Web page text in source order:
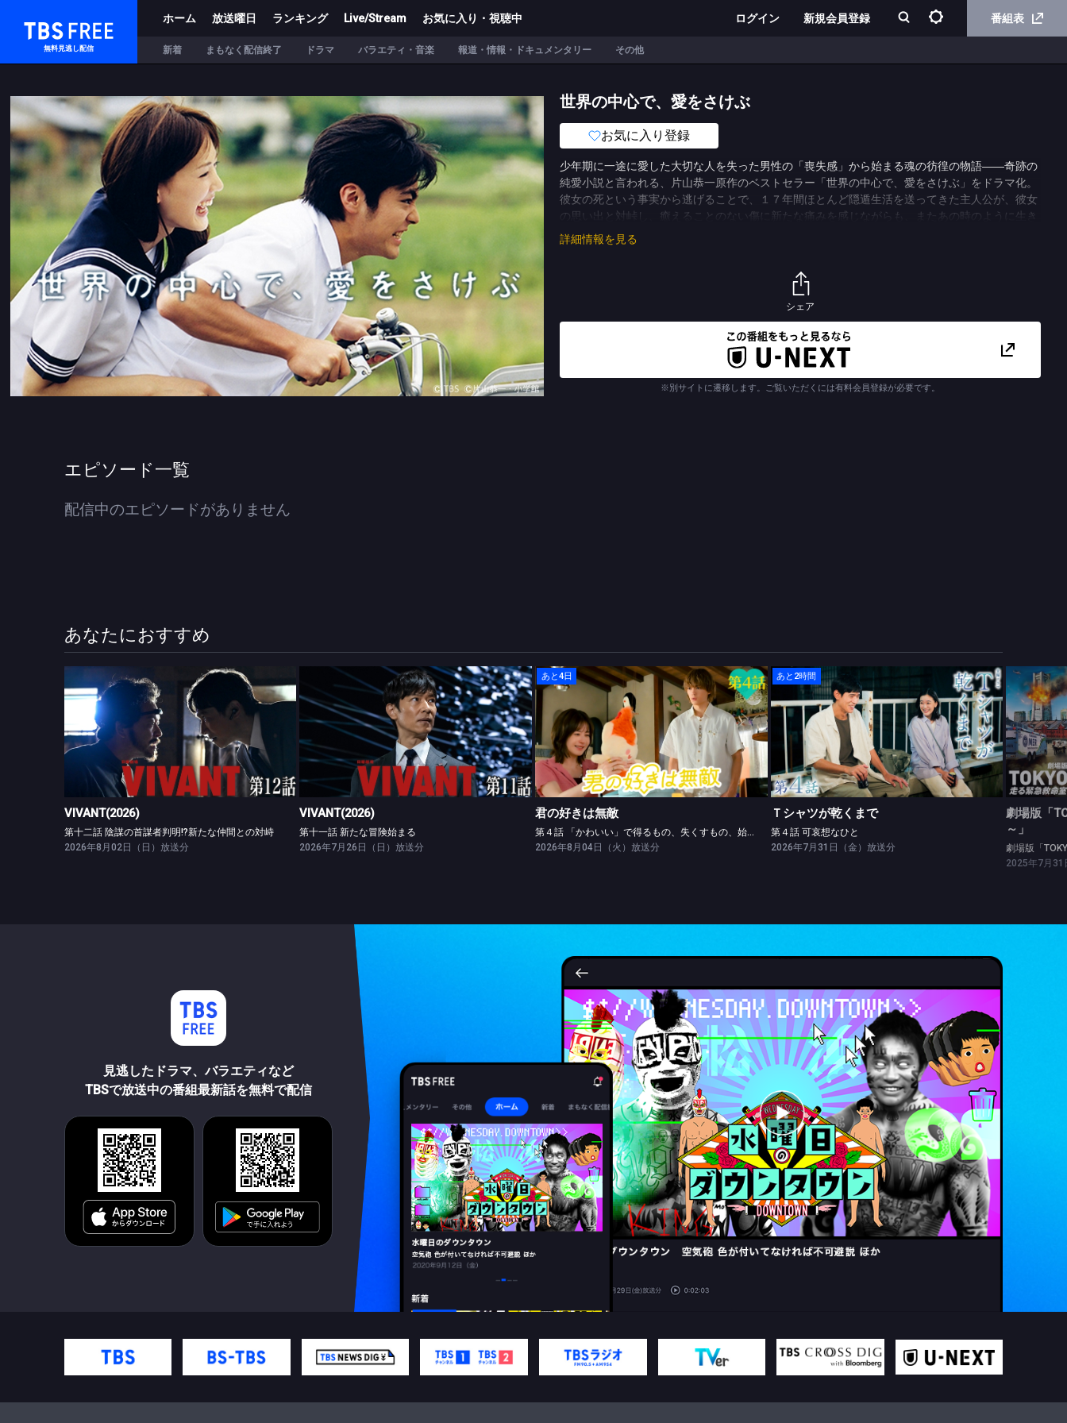
TBS FREE
無料見逃し配信
ホーム 放送曜日 ランキング Live/Stream お気に入り・視聴中 ログイン 新規会員登録 番組表
新着 まもなく配信終了 ドラマ バラエティ・音楽 報道・情報・ドキュメンタリー その他
世界の中心で、愛をさけぶ
お気に入り登録
少年期に一途に愛した大切な人を失った男性の「喪失感」から始まる魂の彷徨の物語――奇跡の
純愛小説と言われる、片山恭一原作のベストセラー「世界の中心で、愛をさけぶ」をドラマ化。
彼女の死という事実から逃げることで、１７年間ほとんど隠遁生活を送ってきた主人公が、彼女
の思い出と対峠し、癒えることのない傷に新たな痛みを感じながらも、またあの時のように生き
たいと一歩を踏み出すまでを描く。主人公・松本朔太郎（＝サク）の高校時代を山田孝之、１７
年後の朔太郎を緒形直人が演じ、現在と過去が交錯しながらストーリーは展開する。ヒロイン・
桜井幸子、手塚理美、松下由樹、仲代達矢ら演技派をはじめ、田中幸太朗、柄本佑、本仮屋ユイ
カ、夏帆ら豪華キャストが脇を固める。純粋で哀切な原作に忠実に、映画ともまた異なったドラ
※作品のオリジナリティを尊重し、放送当時のまま配信いたします。
詳細情報を見る
シェア
※別サイトに遷移します。ご覧いただくには有料会員登録が必要です。
エピソード一覧
配信中のエピソードがありません
あなたにおすすめ
VIVANT(2026)
第十二話 陰謀の首謀者判明!?新たな仲間との対峙
VIVANT(2026)
第十二話 陰謀の首謀者判明!?新たな仲間との対峙
2026年8月02日（日）放送分
VIVANT(2026)
第十一話 新たな冒険始まる
VIVANT(2026)
第十一話 新たな冒険始まる
2026年7月26日（日）放送分
あと4日
君の好きは無敵
第４話 「かわいい」で得るもの、失くすもの、始まる♥もの
君の好きは無敵
第４話 「かわいい」で得るもの、失くすもの、始まる♥もの
2026年8月04日（火）放送分
あと2時間
Ｔシャツが乾くまで
第４話 可哀想なひと
Ｔシャツが乾くまで
第４話 可哀想なひと
2026年7月31日（金）放送分
劇場版
劇場版
劇場版「
～」
劇場版「
2025年7月31
見逃したドラマ、バラエティなど
TBSで放送中の番組最新話を無料で配信